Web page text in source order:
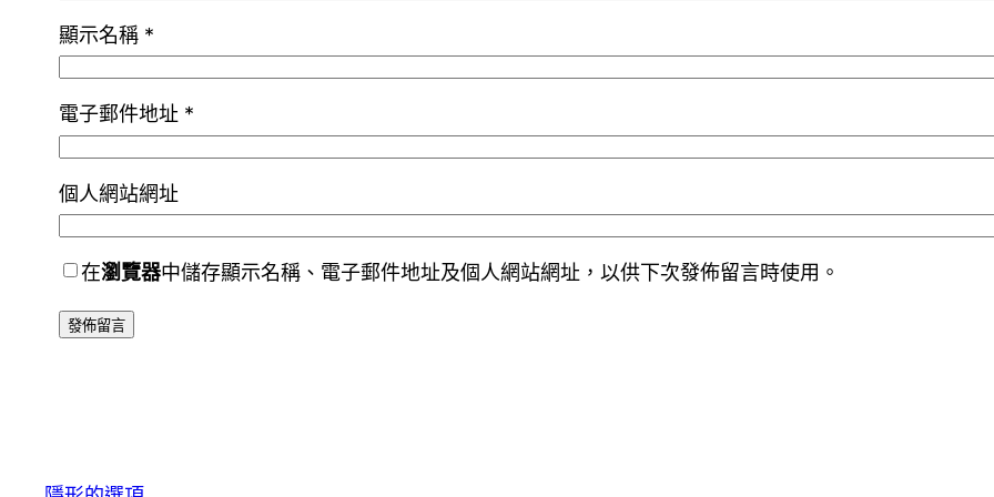
顯示名稱 *
電子郵件地址 *
個人網站網址
在瀏覽器中儲存顯示名稱、電子郵件地址及個人網站網址，以供下次發佈留言時使用。